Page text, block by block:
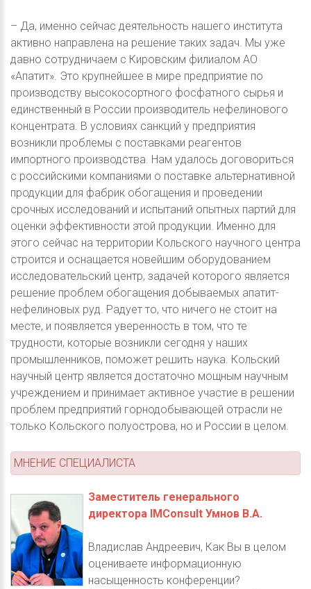
– Да, именно сейчас деятельность нашего института
активно направлена на решение таких задач. Мы уже
давно сотрудничаем с Кировским филиалом АО
«Апатит». Это крупнейшее в мире предприятие по
производству высокосортного фосфатного сырья и
единственный в России производитель нефелинового
концентрата. В условиях санкций у предприятия
возникли проблемы с поставками реагентов
импортного производства. Нам удалось договориться
с российскими компаниями о поставке альтернативной
продукции для фабрик обогащения и проведении
срочных исследований и испытаний опытных партий для
оценки эффективности этой продукции. Именно для
этого сейчас на территории Кольского научного центра
строится и оснащается новейшим оборудованием
исследовательский центр, задачей которого является
решение проблем обогащения добываемых апатит-
нефелиновых руд. Радует то, что ничего не стоит на
месте, и появляется уверенность в том, что те
трудности, которые возникли сегодня у наших
промышленников, поможет решить наука. Кольский
научный центр является достаточно мощным научным
учреждением и принимает активное участие в решении
проблем предприятий горнодобывающей отрасли не
только Кольского полуострова, но и России в целом.
МНЕНИЕ СПЕЦИАЛИСТА
Заместитель генерального
директора IMConsult Умнов В.А.
Владислав Андреевич, Как Вы в целом
оцениваете информационную
насыщенность конференции?